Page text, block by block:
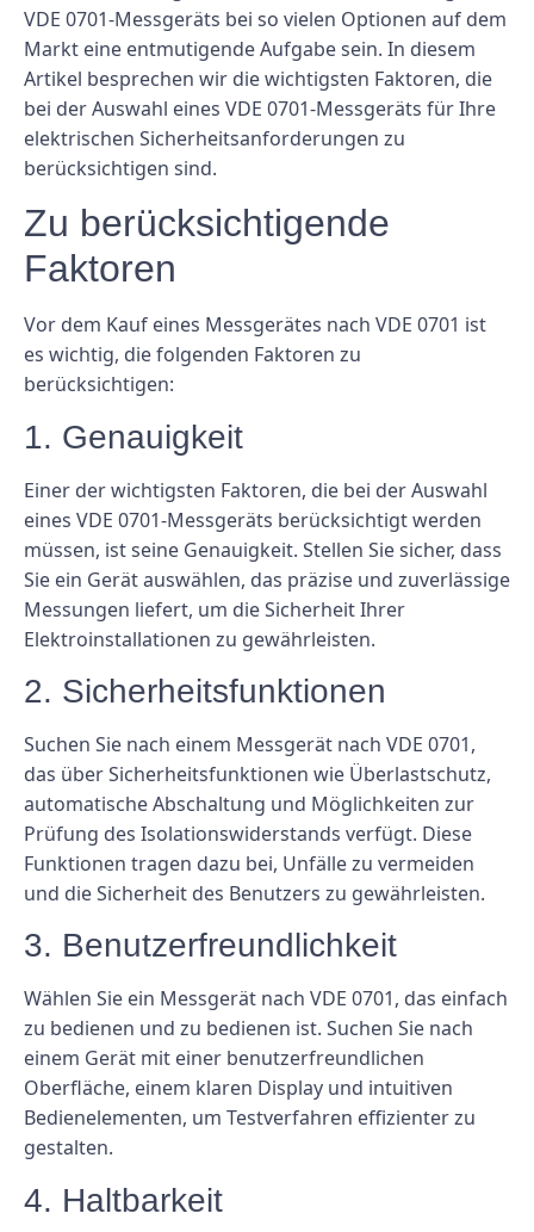
VDE 0701-Messgeräts bei so vielen Optionen auf dem
Markt eine entmutigende Aufgabe sein. In diesem
Artikel besprechen wir die wichtigsten Faktoren, die
bei der Auswahl eines VDE 0701-Messgeräts für Ihre
elektrischen Sicherheitsanforderungen zu
berücksichtigen sind.
Zu berücksichtigende
Faktoren
Vor dem Kauf eines Messgerätes nach VDE 0701 ist
es wichtig, die folgenden Faktoren zu
berücksichtigen:
1. Genauigkeit
Einer der wichtigsten Faktoren, die bei der Auswahl
eines VDE 0701-Messgeräts berücksichtigt werden
müssen, ist seine Genauigkeit. Stellen Sie sicher, dass
Sie ein Gerät auswählen, das präzise und zuverlässige
Messungen liefert, um die Sicherheit Ihrer
Elektroinstallationen zu gewährleisten.
2. Sicherheitsfunktionen
Suchen Sie nach einem Messgerät nach VDE 0701,
das über Sicherheitsfunktionen wie Überlastschutz,
automatische Abschaltung und Möglichkeiten zur
Prüfung des Isolationswiderstands verfügt. Diese
Funktionen tragen dazu bei, Unfälle zu vermeiden
und die Sicherheit des Benutzers zu gewährleisten.
3. Benutzerfreundlichkeit
Wählen Sie ein Messgerät nach VDE 0701, das einfach
zu bedienen und zu bedienen ist. Suchen Sie nach
einem Gerät mit einer benutzerfreundlichen
Oberfläche, einem klaren Display und intuitiven
Bedienelementen, um Testverfahren effizienter zu
gestalten.
4. Haltbarkeit